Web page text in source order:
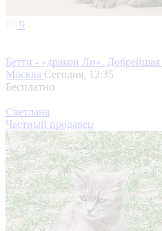
9
Бетти - «дракон Ли».
Москва Сегодня, 12:35
Бесплатно
Светлана
Частный продавец